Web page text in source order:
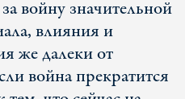
войну значительной
влияния и
же далеки от
война прекратится